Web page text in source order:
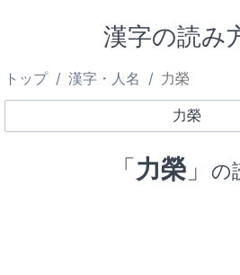
漢字の読み
トップ 漢字・人名 力榮
「力榮 」 の